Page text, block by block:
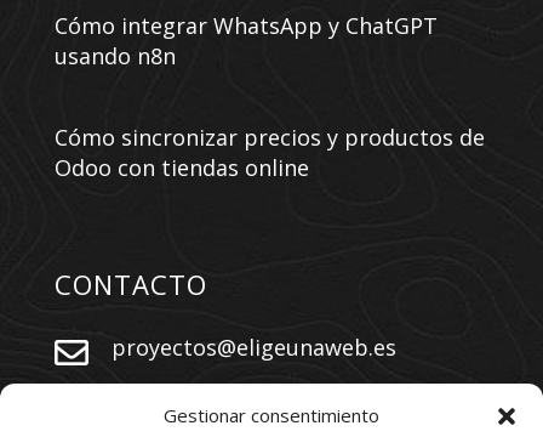
Gestionar consentimiento
Cómo integrar WhatsApp y ChatGPT
usando n8n
Cómo sincronizar precios y productos de
Odoo con tiendas online
CONTACTO
 proyectos@eligeunaweb.es
+34 609 730 569